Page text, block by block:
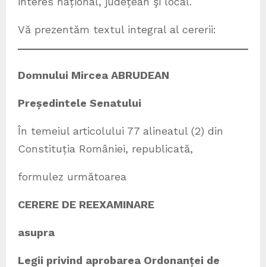
Vă prezentăm textul integral al cererii:
Domnului Mircea ABRUDEAN
Președintele Senatului
În temeiul articolului 77 alineatul (2) din
Constituția României, republicată,
formulez următoarea
CERERE DE REEXAMINARE
asupra
Legii privind aprobarea Ordonanței de